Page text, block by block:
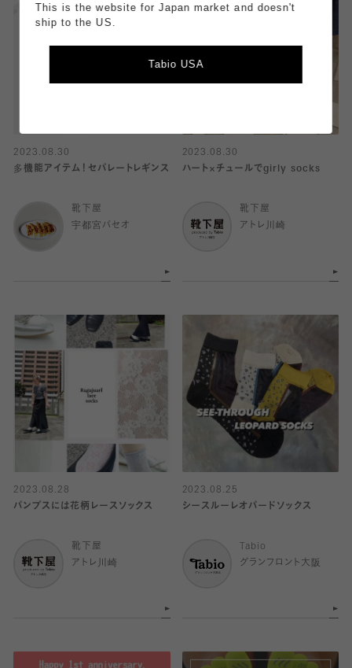
2023.08.30
多機能アイテム！セパレートレギンス
靴下屋
宇都宮パセオ
2023.08.30
ハート×チュールでgirly socks
靴下屋
アトレ川崎
2023.08.28
パンプスには花柄レースソックス
靴下屋
アトレ川崎
2023.08.25
シースルーレオパードソックス
Tabio
グランフロント大阪
This is the website for Japan market and doesn't
ship to the US.
Tabio USA